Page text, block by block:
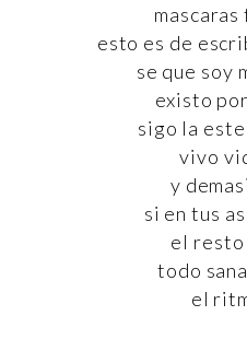
esto es de
se que soy
existo
sigo la
vivo
y
si en tus
el resto
todo
el